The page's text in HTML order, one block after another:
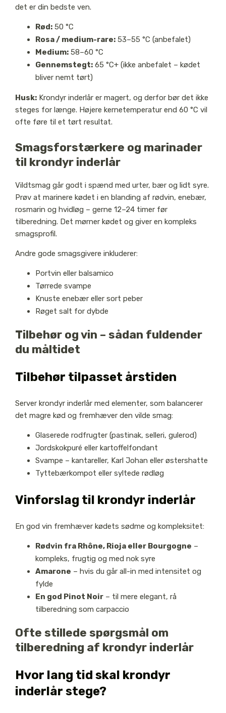
det er din bedste ven.
Rød:50 °C
Rosa / medium-rare:53–55 °C (anbefalet)
Medium:58–60 °C
Gennemstegt:65 °C+ (ikke anbefalet – kødet
bliver nemt tørt)
Husk:Krondyr inderlår er magert, og derfor bør det ikke
steges for længe. Højere kernetemperatur end 60 °C vil
ofte føre til et tørt resultat.
Smagsforstærkere og marinader
til krondyr inderlår
Vildtsmag går godt i spænd med urter, bær og lidt syre.
Prøv at marinere kødet i en blanding af rødvin, enebær,
rosmarin og hvidløg – gerne 12–24 timer før
tilberedning. Det mørner kødet og giver en kompleks
smagsprofil.
Andre gode smagsgivere inkluderer:
Portvin eller balsamico
Tørrede svampe
Knuste enebær eller sort peber
Røget salt for dybde
Tilbehør og vin – sådan fuldender
du måltidet
Tilbehør tilpasset årstiden
Server krondyr inderlår med elementer, som balancerer
det magre kød og fremhæver den vilde smag:
Glaserede rodfrugter (pastinak, selleri, gulerod)
Jordskokpuré eller kartoffelfondant
Svampe – kantareller, Karl Johan eller østershatte
Tyttebærkompot eller syltede rødløg
Vinforslag til krondyr inderlår
En god vin fremhæver kødets sødme og kompleksitet:
Rødvin fra Rhône, Rioja eller Bourgogne –
kompleks, frugtig og med nok syre
Amarone – hvis du går all-in med intensitet og
fylde
En god Pinot Noir– til mere elegant, rå
tilberedning som carpaccio
Ofte stillede spørgsmål om
tilberedning af krondyr inderlår
Hvor lang tid skal krondyr
inderlår stege?